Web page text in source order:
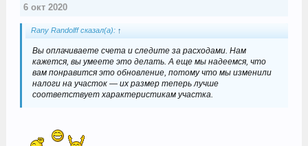
6 окт 2020
Rany Randolff сказал(а): ↑
Вы оплачиваете счета и следите за расходами. Нам
кажется, вы умеете это делать. А еще мы надеемся, что
вам понравится это обновление, потому что мы изменили
налоги на участок — их размер теперь лучше
соответствует характеристикам участка.